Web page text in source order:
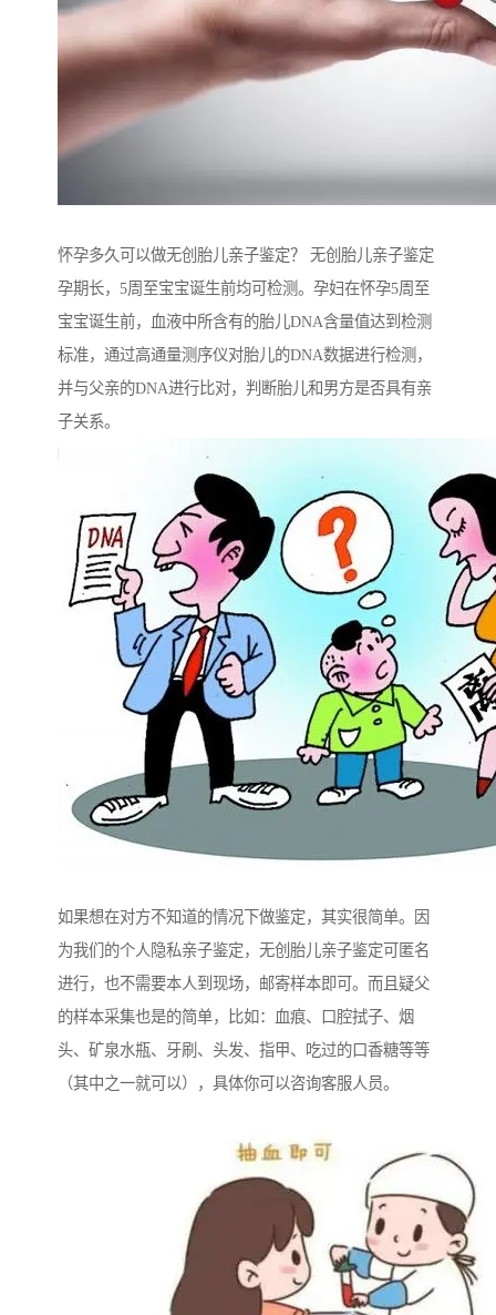
怀孕多久可以做无创胎儿亲子鉴定？ 无创胎儿亲子鉴定
孕期长，5周至宝宝诞生前均可检测。孕妇在怀孕5周至
宝宝诞生前，血液中所含有的胎儿DNA含量值达到检测
标准，通过高通量测序仪对胎儿的DNA数据进行检测，
并与父亲的DNA进行比对，判断胎儿和男方是否具有亲
子关系。
如果想在对方不知道的情况下做鉴定，其实很简单。因
为我们的个人隐私亲子鉴定，无创胎儿亲子鉴定可匿名
进行，也不需要本人到现场，邮寄样本即可。而且疑父
的样本采集也是的简单，比如：血痕、口腔拭子、烟
头、矿泉水瓶、牙刷、头发、指甲、吃过的口香糖等等
（其中之一就可以），具体你可以咨询客服人员。